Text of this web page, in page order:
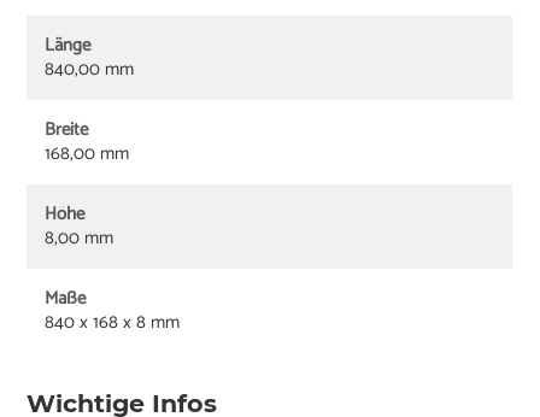
Länge
840,00 mm
Breite
168,00 mm
Höhe
8,00 mm
Maße
840 x 168 x 8 mm
Wichtige Infos